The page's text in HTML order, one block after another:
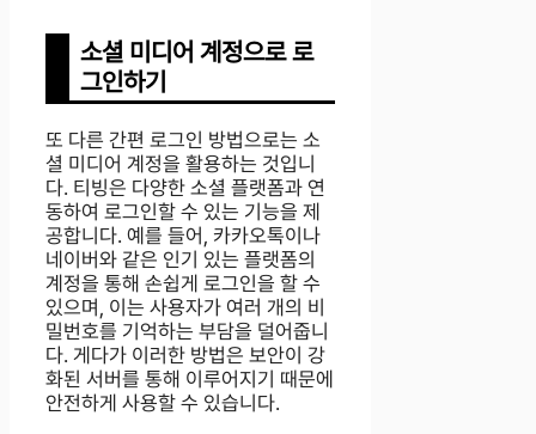
소셜 미디어 계정으로 로
그인하기
또 다른 간편 로그인 방법으로는 소
셜 미디어 계정을 활용하는 것입니
다. 티빙은 다양한 소셜 플랫폼과 연
동하여 로그인할 수 있는 기능을 제
공합니다. 예를 들어, 카카오톡이나
네이버와 같은 인기 있는 플랫폼의
계정을 통해 손쉽게 로그인을 할 수
있으며, 이는 사용자가 여러 개의 비
밀번호를 기억하는 부담을 덜어줍니
다. 게다가 이러한 방법은 보안이 강
화된 서버를 통해 이루어지기 때문에
안전하게 사용할 수 있습니다.